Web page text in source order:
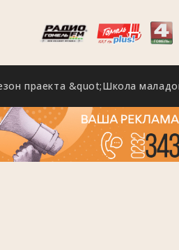
&quot;Школа маладога